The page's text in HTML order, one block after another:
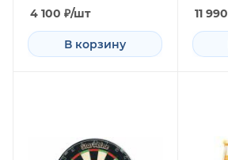
4 100 ₽/шт
В корзину
11 990